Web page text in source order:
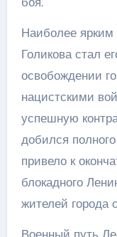
Наиболее
Голикова стал
освобождении
нацистскими
успешную
добился
привело к
блокадного
жителей города